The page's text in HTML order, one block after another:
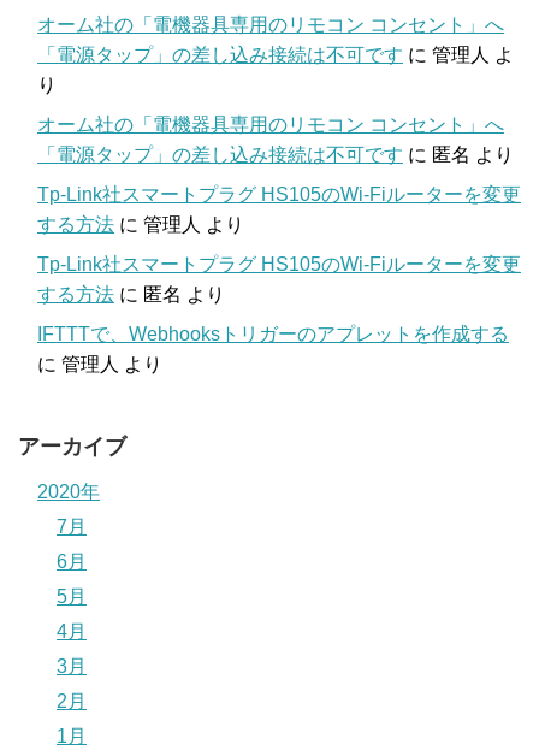
オーム社の「電機器具専用のリモコン コンセント」へ
「電源タップ」の差し込み接続は不可です に 管理人 よ
り
オーム社の「電機器具専用のリモコン コンセント」へ
「電源タップ」の差し込み接続は不可です に 匿名 より
Tp-Link社スマートプラグ HS105のWi-Fiルーターを変更
する方法 に 管理人 より
Tp-Link社スマートプラグ HS105のWi-Fiルーターを変更
する方法 に 匿名 より
IFTTTで、Webhooksトリガーのアプレットを作成する
に 管理人 より
アーカイブ
2020年
7月
6月
5月
4月
3月
2月
1月